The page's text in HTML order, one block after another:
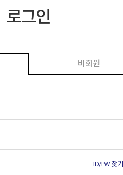
로그인
비회원
ID/PW 찾기